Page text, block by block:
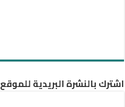
اشترك بالنشرة البريدية للموقع